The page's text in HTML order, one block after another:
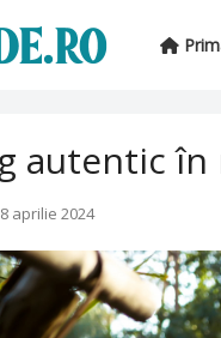
autentic
aprilie 2024